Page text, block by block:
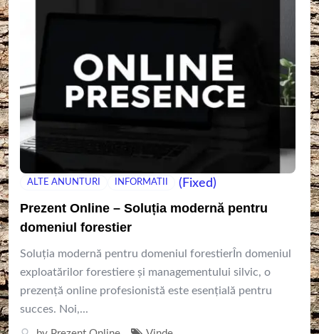
ALTE ANUNTURI INFORMATII (Fixed)
Prezent Online – Soluția modernă pentru
domeniul forestier
Soluția modernă pentru domeniul forestierÎn domeniul
exploatărilor forestiere și managementului silvic, o
prezență online profesionistă este esențială pentru
succes. Noi,...